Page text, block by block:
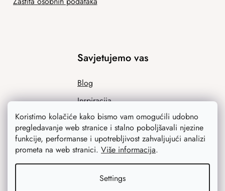
Koristimo kolačiće kako bismo vam omogućili udobno
pregledavanje web stranice i stalno poboljšavali njezine
funkcije, performanse i upotrebljivost zahvaljujući analizi
prometa na web stranici. Više informacija.
Settings
Savjetujemo vas
Blog
Inspiracija